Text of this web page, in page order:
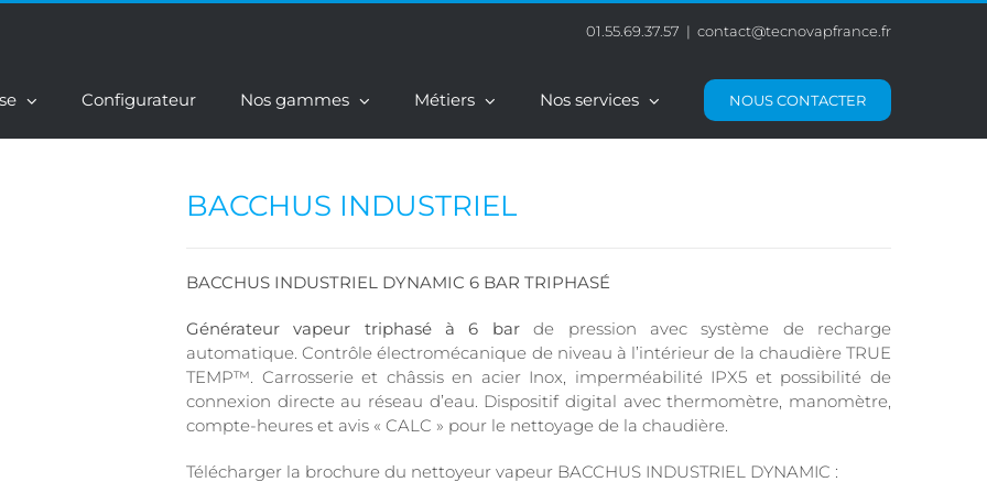
01.55.69.37.57 | contact@tecnovapfrance.fr
Configurateur Nos gammes Métiers Nos services NOUS CONTACTER
BACCHUS INDUSTRIEL
BACCHUS INDUSTRIEL DYNAMIC 6 BAR TRIPHASÉ
Générateur vapeur triphasé à 6 barde pression avec système de recharge
automatique. Contrôle électromécanique de niveau à l’intérieur de la chaudière TRUE
TEMP™. Carrosserie et châssis en acier Inox, imperméabilité IPX5 et possibilité de
connexion directe au réseau d’eau. Dispositif digital avec thermomètre, manomètre,
compte-heures et avis « CALC » pour le nettoyage de la chaudière.
Télécharger la brochure du nettoyeur vapeur BACCHUS INDUSTRIEL DYNAMIC :